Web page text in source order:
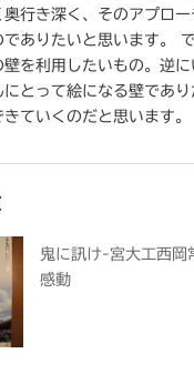
行き深く、そのアプロ
ありたいと思います。
壁を利用したいもの。逆
とって絵になる壁であ
ていくのだと思います。
鬼に訊け-宮大工西岡
感動